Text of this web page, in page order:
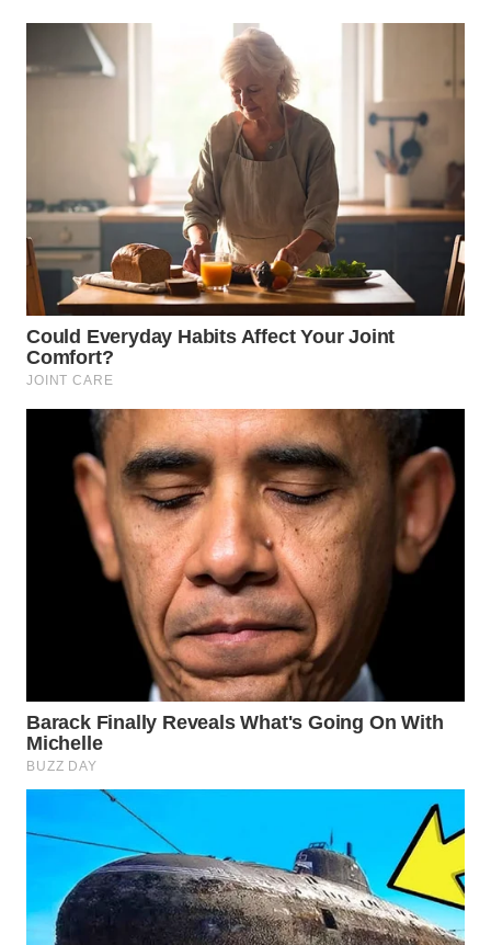
WAHANA
WAHANA
LISTRIK
WAHANA
TRAVEL
WAHANA
TV
WAHANANEWS
ID
WAHANANEWS
CO ID
WAHANANEWS
WAHANA
SPORT
WAHANA
WAHANA
SELEB